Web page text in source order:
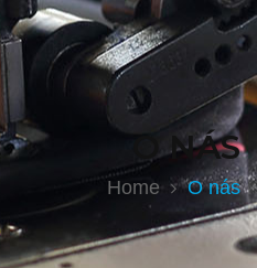
O NÁS
Home O nás